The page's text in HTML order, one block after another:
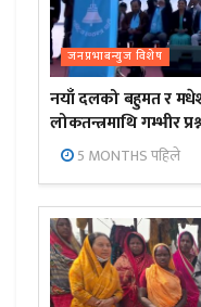
जनप्रभाबन्युज विशेष
नयाँ दलको बहुमत र
लोकतन्त्रमाथि गम्भीर
5 MONTHS पहिले